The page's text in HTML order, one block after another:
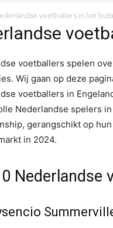
voetballers in het
voetballers spelen
Wij gaan op deze
voetballers in
Nederlandse spelers
gerangschikt op
in 2024.
Nederlandse